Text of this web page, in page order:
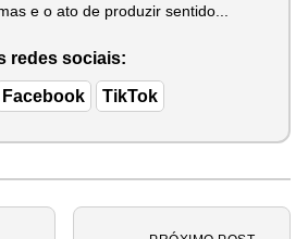
e o ato de produzir sentido...
redes sociais:
Facebook TikTok